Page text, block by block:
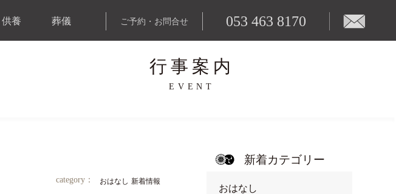
供養 葬儀 ご予約・お問合せ 053 463 8170
行事案内
EVENT
おはなし 新着情報
category：
新着カテゴリー
おはなし